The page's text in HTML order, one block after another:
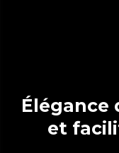
Élégance dans chaque détail
et